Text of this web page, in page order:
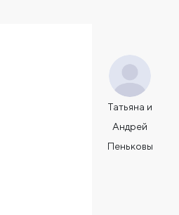
Татьяна и
Андрей
Пеньковы